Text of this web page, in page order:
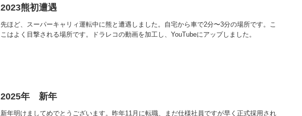
2023熊初遭遇
先ほど、スーパーキャリィ運転中に熊と遭遇しました。自宅から車で2分〜3分の場所です。こ
こはよく目撃される場所です。ドラレコの動画を加工し、YouTubeにアップしました。
2025年 新年
新年明けましてめでとうございます。昨年11月に転職、まだ仕様社員ですが早く正式採用され